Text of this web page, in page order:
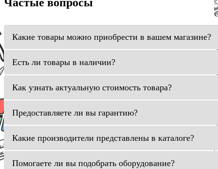
Какие товары можно приобрести в вашем магазине?
Есть ли товары в наличии?
Как узнать актуальную стоимость товара?
Предоставляете ли вы гарантию?
Какие производители представлены в каталоге?
Помогаете ли вы подобрать оборудование?